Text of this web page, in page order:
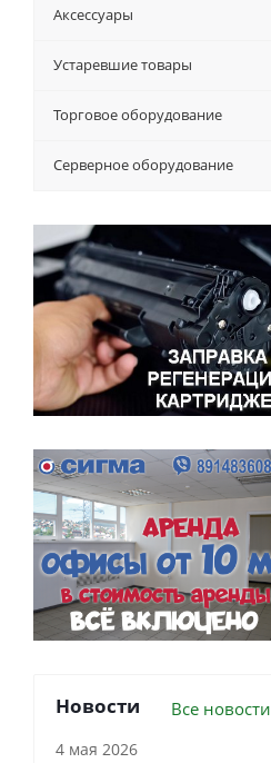
Аксессуары
Устаревшие товары
Торговое оборудование
Серверное оборудование
Новости Все новости
4 мая 2026